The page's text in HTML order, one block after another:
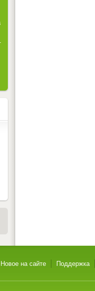
Новое на сайте Поддержка